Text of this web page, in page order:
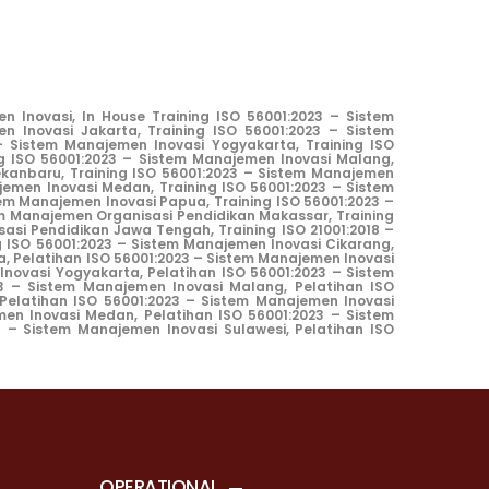
Inovasi, In House Training ISO 56001:2023 – Sistem
Inovasi Jakarta, Training ISO 56001:2023 – Sistem
Sistem Manajemen Inovasi Yogyakarta, Training ISO
56001:2023 – Sistem Manajemen Inovasi Malang,
Training ISO 56001:2023 – Sistem Manajemen
Inovasi Medan, Training ISO 56001:2023 – Sistem
Manajemen Inovasi Papua, Training ISO 56001:2023 –
Manajemen Organisasi Pendidikan Makassar, Training
Pendidikan Jawa Tengah, Training ISO 21001:2018 –
56001:2023 – Sistem Manajemen Inovasi Cikarang,
ISO 56001:2023 – Sistem Manajemen Inovasi
Yogyakarta, Pelatihan ISO 56001:2023 – Sistem
– Sistem Manajemen Inovasi Malang, Pelatihan ISO
ISO 56001:2023 – Sistem Manajemen Inovasi
Inovasi Medan, Pelatihan ISO 56001:2023 – Sistem
– Sistem Manajemen Inovasi Sulawesi, Pelatihan ISO